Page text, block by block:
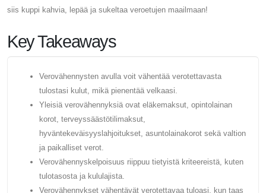
siis kuppi kahvia, lepää ja sukeltaa veroetujen maailmaan!
Key Takeaways
Verovähennysten avulla voit vähentää verotettavasta
tulostasi kulut, mikä pienentää velkaasi.
Yleisiä verovähennyksiä ovat eläkemaksut, opintolainan
korot, terveyssäästötilimaksut,
hyväntekeväisyyslahjoitukset, asuntolainakorot sekä valtion
ja paikalliset verot.
Verovähennyskelpoisuus riippuu tietyistä kriteereistä, kuten
tulotasosta ja kululajista.
Verovähennykset vähentävät verotettavaa tuloasi, kun taas